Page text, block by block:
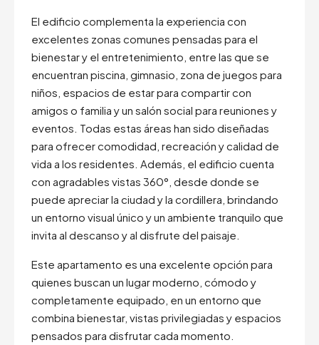
El edificio complementa la experiencia con
excelentes zonas comunes pensadas para el
bienestar y el entretenimiento, entre las que se
encuentran piscina, gimnasio, zona de juegos para
niños, espacios de estar para compartir con
amigos o familia y un salón social para reuniones y
eventos. Todas estas áreas han sido diseñadas
para ofrecer comodidad, recreación y calidad de
vida a los residentes. Además, el edificio cuenta
con agradables vistas 360°, desde donde se
puede apreciar la ciudad y la cordillera, brindando
un entorno visual único y un ambiente tranquilo que
invita al descanso y al disfrute del paisaje.
Este apartamento es una excelente opción para
quienes buscan un lugar moderno, cómodo y
completamente equipado, en un entorno que
combina bienestar, vistas privilegiadas y espacios
pensados para disfrutar cada momento.